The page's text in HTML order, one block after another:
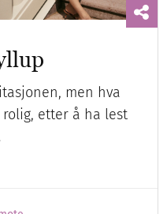
men hva
etter å ha lest